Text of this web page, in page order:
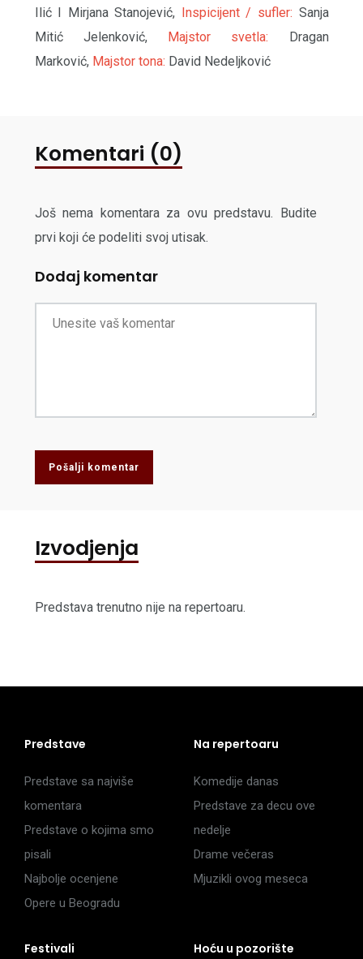
Ilić I Mirjana Stanojević,
Inspicijent / sufler: Sanja
Mitić Jelenković,
Majstor svetla: Dragan
Marković, Majstor tona: David Nedeljković
Komentari (0)
Još nema komentara za ovu predstavu. Budite
prvi koji će podeliti svoj utisak.
Dodaj komentar
Pošalji komentar
Izvodjenja
Predstava trenutno nije na repertoaru.
Predstave
Predstave sa najviše
komentara
Predstave o kojima smo
pisali
Najbolje ocenjene
Opere u Beogradu
Na repertoaru
Komedije danas
Predstave za decu ove
nedelje
Drame večeras
Mjuzikli ovog meseca
Festivali Hoću u pozorište